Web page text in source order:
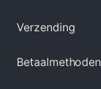
Verzending
Betaalmethoden